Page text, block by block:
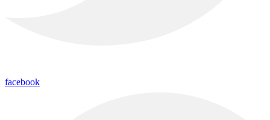
facebook